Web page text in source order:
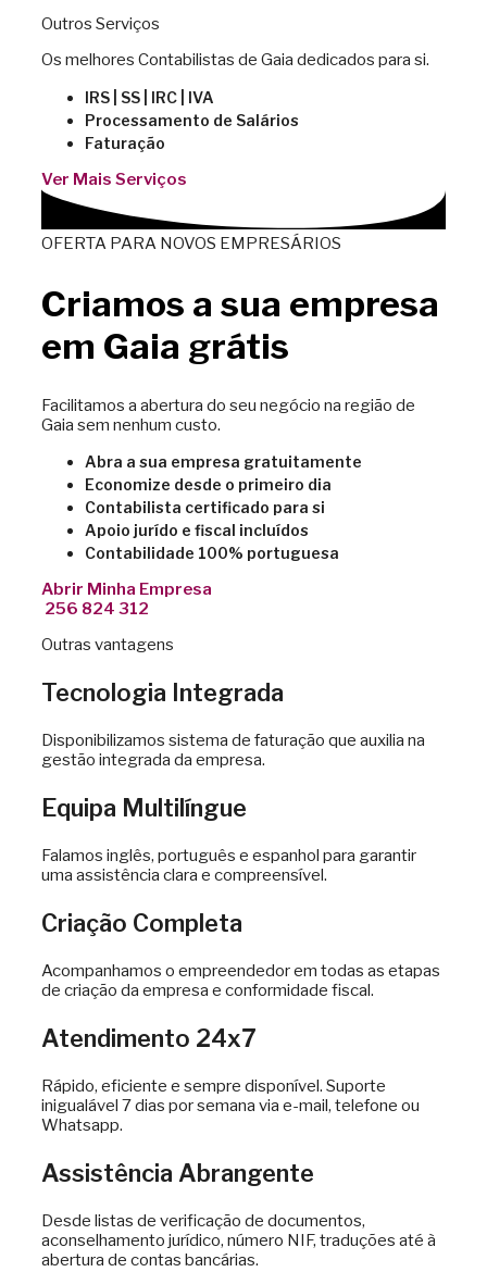
Outros Serviços
Os melhores Contabilistas de Gaia dedicados para si.
IRS | SS | IRC | IVA
Processamento de Salários
Faturação
Ver Mais Serviços
OFERTA PARA NOVOS EMPRESÁRIOS
Criamos a sua empresa
em Gaia grátis
Facilitamos a abertura do seu negócio na região de
Gaia sem nenhum custo.
Abra a sua empresa gratuitamente
Economize desde o primeiro dia
Contabilista certificado para si
Apoio jurído e fiscal incluídos
Contabilidade 100% portuguesa
Abrir Minha Empresa
256 824 312
Outras vantagens
Tecnologia Integrada
Disponibilizamos sistema de faturação que auxilia na
gestão integrada da empresa.
Equipa Multilíngue
Falamos inglês, português e espanhol para garantir
uma assistência clara e compreensível.
Criação Completa
Acompanhamos o empreendedor em todas as etapas
de criação da empresa e conformidade fiscal.
Atendimento 24x7
Rápido, eficiente e sempre disponível. Suporte
inigualável 7 dias por semana via e-mail, telefone ou
Whatsapp.
Assistência Abrangente
Desde listas de verificação de documentos,
aconselhamento jurídico, número NIF, traduções até à
abertura de contas bancárias.